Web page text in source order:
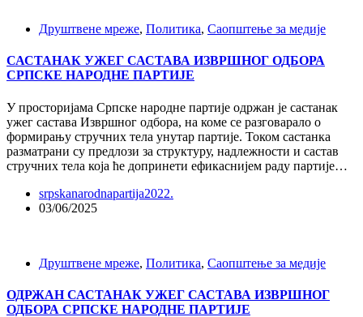
Друштвене мреже, Политика, Саопштење за медије
САСТАНАК УЖЕГ САСТАВА ИЗВРШНОГ ОДБОРА
СРПСКЕ НАРОДНЕ ПАРТИЈЕ
У просторијама Српске народне партије одржан је састанак
ужег састава Извршног одбора, на коме се разговарало о
формирању стручних тела унутар партије. Током састанка
разматрани су предлози за структуру, надлежности и састав
стручних тела која ће допринети ефикаснијем раду партије…
srpskanarodnapartija2022.
03/06/2025
Друштвене мреже, Политика, Саопштење за медије
ОДРЖАН САСТАНАК УЖЕГ САСТАВА ИЗВРШНОГ
ОДБОРА СРПСКЕ НАРОДНЕ ПАРТИЈЕ